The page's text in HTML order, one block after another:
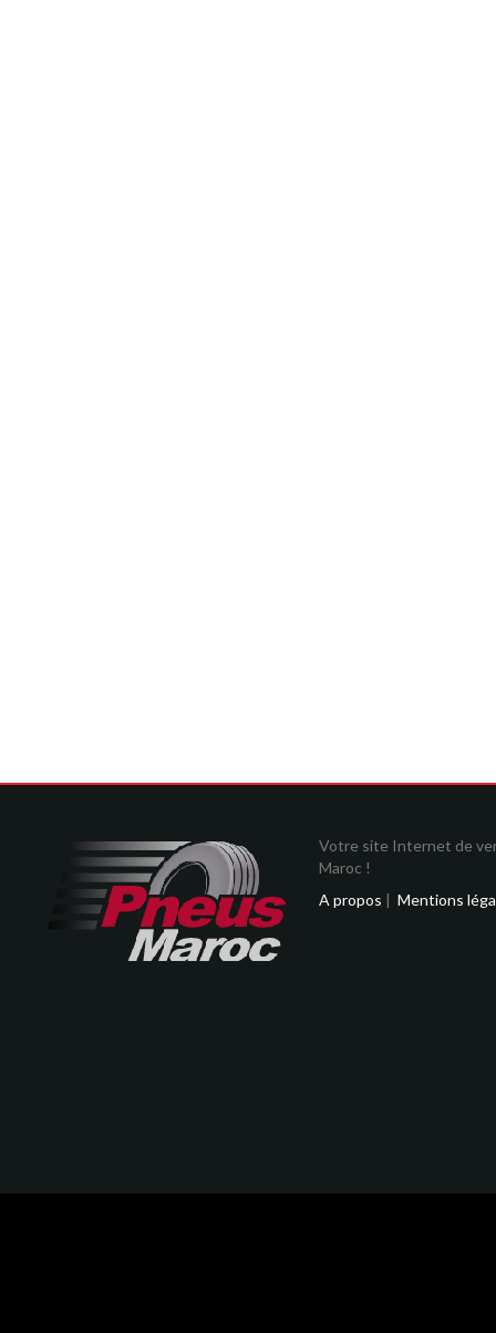
Votre site Internet de
Maroc !
A propos | Mentions